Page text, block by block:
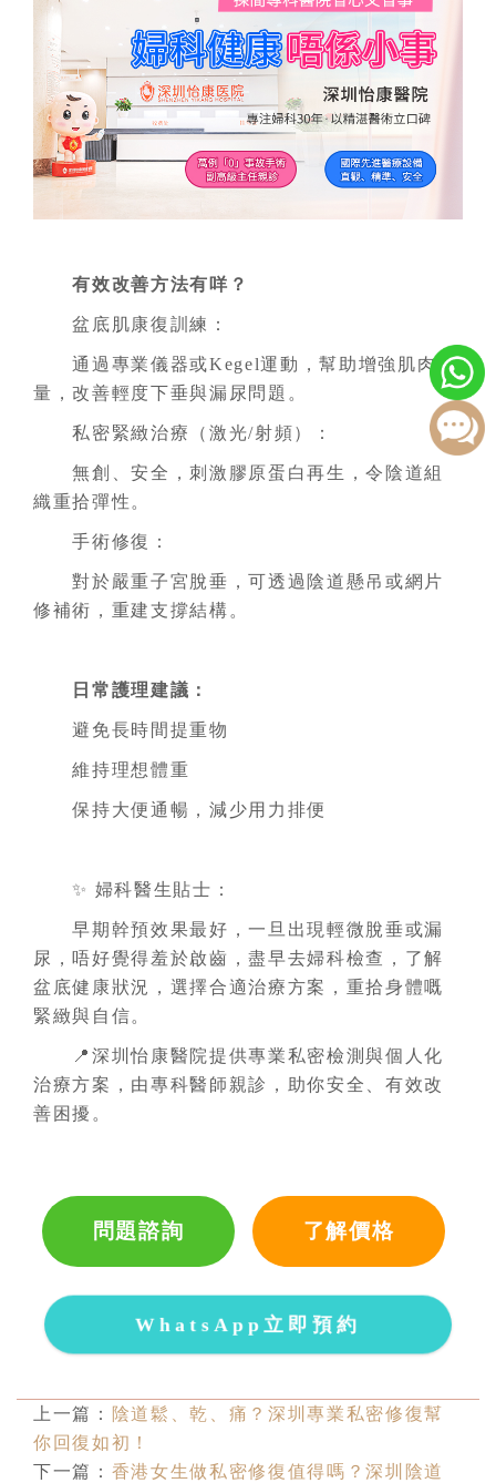
有效改善方法有咩？
盆底肌康復訓練：
通過專業儀器或Kegel運動，幫助增強肌肉力
量，改善輕度下垂與漏尿問題。
私密緊緻治療（激光/射頻）：
無創、安全，刺激膠原蛋白再生，令陰道組
織重拾彈性。
手術修復：
對於嚴重子宮脫垂，可透過陰道懸吊或網片
修補術，重建支撐結構。
日常護理建議：
避免長時間提重物
維持理想體重
保持大便通暢，減少用力排便
✨ 婦科醫生貼士：
早期幹預效果最好，一旦出現輕微脫垂或漏
尿，唔好覺得羞於啟齒，盡早去婦科檢查，了解
盆底健康狀況，選擇合適治療方案，重拾身體嘅
緊緻與自信。
📍深圳怡康醫院提供專業私密檢測與個人化
治療方案，由專科醫師親診，助你安全、有效改
善困擾。
問題諮詢 了解價格
WhatsApp立即預約
上一篇：
陰道鬆、乾、痛？深圳專業私密修復幫
你回復如初！
下一篇： 香港女生做私密修復值得嗎？深圳陰道